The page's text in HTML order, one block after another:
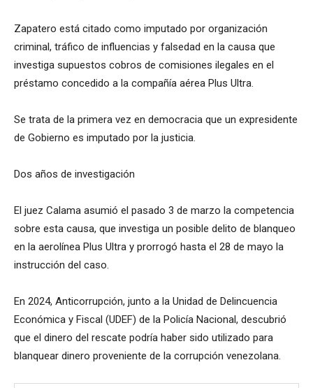
Zapatero está citado como imputado por organización
criminal, tráfico de influencias y falsedad en la causa que
investiga supuestos cobros de comisiones ilegales en el
préstamo concedido a la compañía aérea Plus Ultra.
Se trata de la primera vez en democracia que un expresidente
de Gobierno es imputado por la justicia.
Dos años de investigación
El juez Calama asumió el pasado 3 de marzo la competencia
sobre esta causa, que investiga un posible delito de blanqueo
en la aerolínea Plus Ultra y prorrogó hasta el 28 de mayo la
instrucción del caso.
En 2024, Anticorrupción, junto a la Unidad de Delincuencia
Económica y Fiscal (UDEF) de la Policía Nacional, descubrió
que el dinero del rescate podría haber sido utilizado para
blanquear dinero proveniente de la corrupción venezolana.